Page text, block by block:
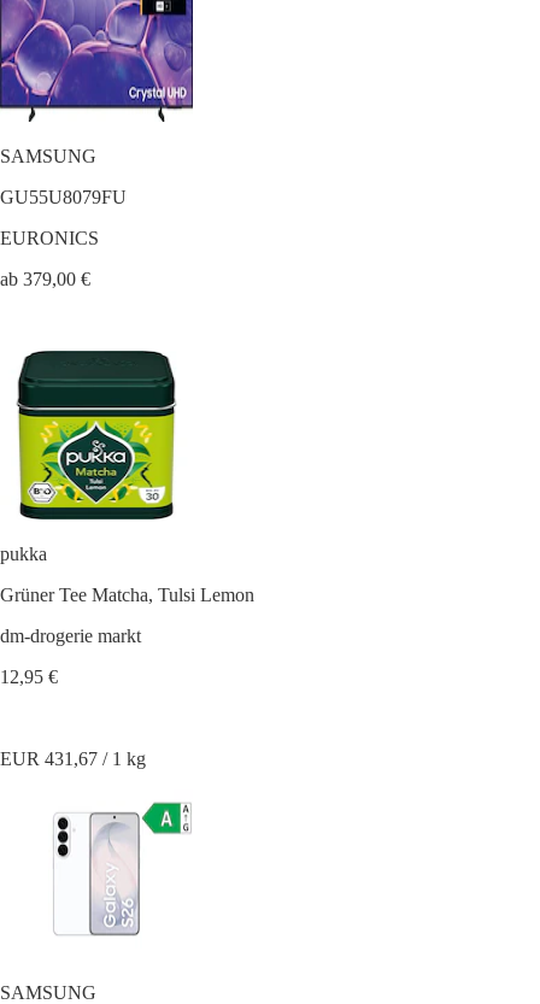
SAMSUNG
GU55U8079FU
EURONICS
ab 379,00 €
pukka
Grüner Tee Matcha, Tulsi Lemon
dm-drogerie markt
12,95 €
EUR 431,67 / 1 kg
SAMSUNG